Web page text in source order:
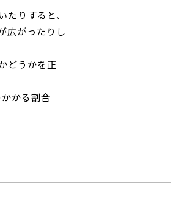
りすると、
広がったりし
どうかを正
かる割合